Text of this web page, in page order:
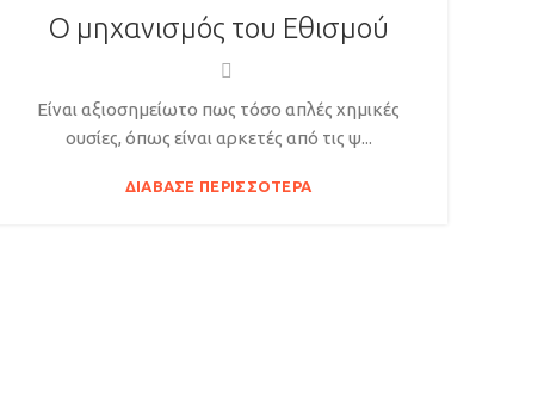
Ο μηχανισμός του Εθισμού
Είναι αξιοσημείωτο πως τόσο απλές χημικές
ουσίες, όπως είναι αρκετές από τις ψ...
ΔΙΆΒΑΣΕ ΠΕΡΙΣΣΌΤΕΡΑ